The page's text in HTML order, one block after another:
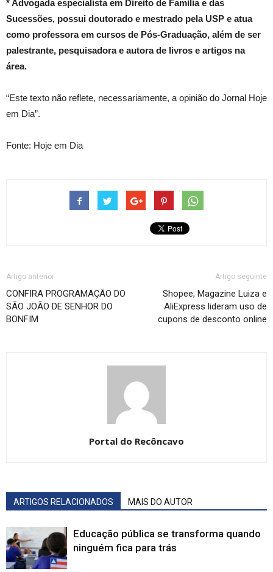
* Advogada especialista em Direito de Família e das
Sucessões, possui doutorado e mestrado pela USP e atua
como professora em cursos de Pós-Graduação, além de ser
palestrante, pesquisadora e autora de livros e artigos na
área.
“Este texto não reflete, necessariamente, a opinião do Jornal Hoje
em Dia”.
Fonte: Hoje em Dia
Artigo anterior
CONFIRA PROGRAMAÇÃO DO
SÃO JOÃO DE SENHOR DO
BONFIM
Artigo seguinte
Shopee, Magazine Luiza e
AliExpress lideram uso de
cupons de desconto online
Portal do Recôncavo
ARTIGOS RELACIONADOS MAIS DO AUTOR
Educação pública se transforma quando
ninguém fica para trás